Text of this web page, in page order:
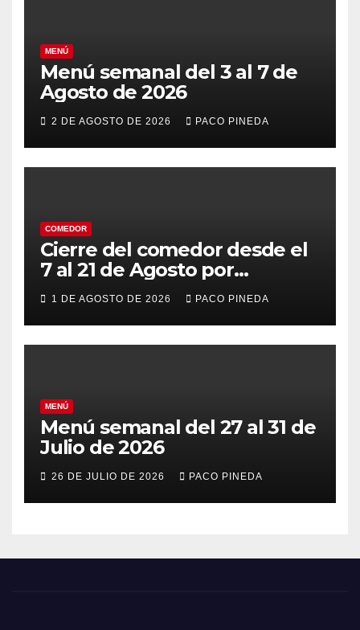
MENÚ
Menú semanal del 3 al 7 de
Agosto de 2026
2 DE AGOSTO DE 2026 PACO PINEDA
COMEDOR
Cierre del comedor desde el
7 al 21 de Agosto por
vacaciones
1 DE AGOSTO DE 2026 PACO PINEDA
MENÚ
Menú semanal del 27 al 31 de
Julio de 2026
26 DE JULIO DE 2026 PACO PINEDA